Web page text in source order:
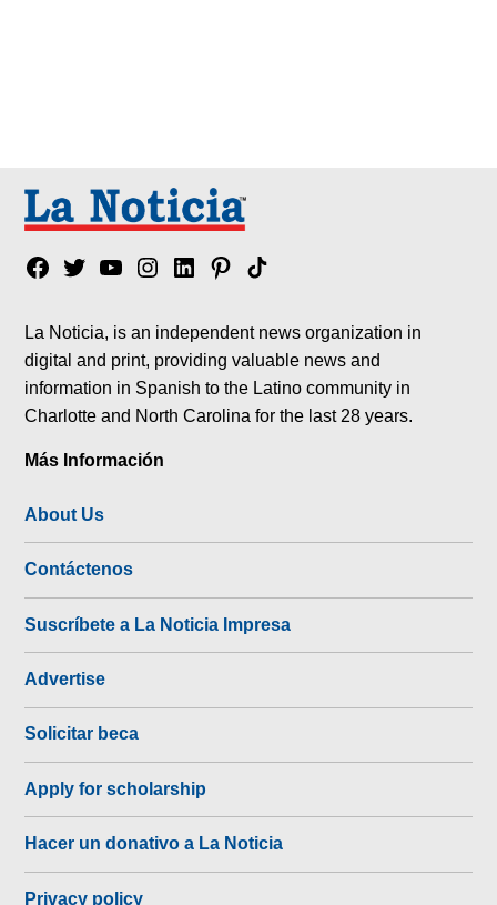
Facebook
TwitterYouTubeInstagram
LinkedinPinterest
Tik
La Noticia, is an independent news organization in
digital and print, providing valuable news and
information in Spanish to the Latino community in
Charlotte and North Carolina for the last 28 years.
Más Información
About Us
Contáctenos
Suscríbete a La Noticia Impresa
Advertise
Solicitar beca
Apply for scholarship
Hacer un donativo a La Noticia
Privacy policy